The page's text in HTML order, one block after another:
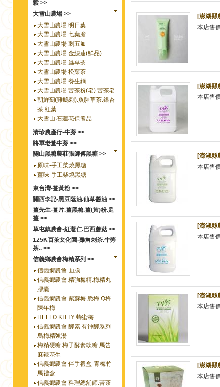
鬆 >>
大雪山農場 >>
大雪山農場 明日葉
大雪山農場 七葉膽
大雪山農場 刺五加
大雪山農場 金線蓮(鮮品)
大雪山農場 蟲草茶
大雪山農場 松葉茶
大雪山農場 養生麵
大雪山農場 苦茶粉(皂).苦茶皂
朝鮮薊(雞鵤刺).魚腥草茶.銀杏
茶.紅葉
大雪山 石蓮花保養品
清珍農產行-牛蒡 >>
將軍老董牛蒡 >>
關山黑糖農莊張師傅黑糖 >>
原味-手工柴燒黑糖
薑味-手工柴燒黑糖
東台灣-薑黃粉 >>
關西李記-黑豆蔭油.仙草醬油 >>
薑先生-薑片.薑黑糖.薑(黃)粉.足
薑 >>
草屯鎮農會-紅薏仁.巴西蘑菇 >>
125K百茶文化園-雞角刺茶.牛蒡
茶.. >>
信義鄉農會梅精系列 >>
信義鄉農會 面膜
信義鄉農會 精強梅精.梅精丸
膠囊
信義鄉農會 紫蘇梅.脆梅.Q梅.
陳年梅
HELLO KITTY 蜂蜜梅..
信義鄉農會 酵素.有神酵系列.
烏梅精強湯
梅精硬糖.梅子酵素軟糖.馬告
麻辣花生
信義鄉農會 伴手禮盒-青梅竹
馬禮盒..
信義鄉農會 料理總舖師.苦茶
[澎湖縣
本店售
[澎湖縣
本店售
[澎湖縣
本店售
[澎湖縣
本店售
[澎湖縣
本店售
[澎湖縣
本店售